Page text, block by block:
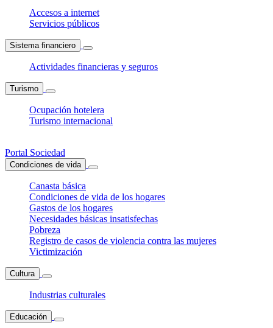
Accesos a internet
Servicios públicos
Sistema financiero
Actividades financieras y seguros
Turismo
Ocupación hotelera
Turismo internacional
Portal Sociedad
Condiciones de vida
Canasta básica
Condiciones de vida de los hogares
Gastos de los hogares
Necesidades básicas insatisfechas
Pobreza
Registro de casos de violencia contra las mujeres
Victimización
Cultura
Industrias culturales
Educación